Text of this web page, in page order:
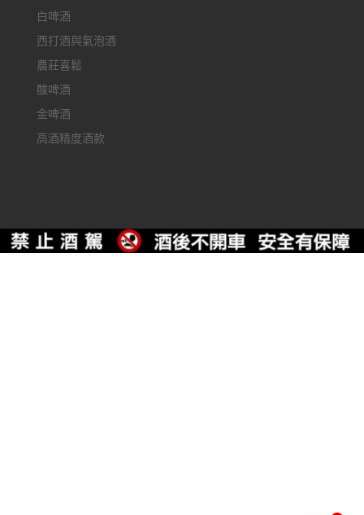
白啤酒
西打酒與氣泡酒
農莊喜鬆
酸啤酒
金啤酒
高酒精度酒款